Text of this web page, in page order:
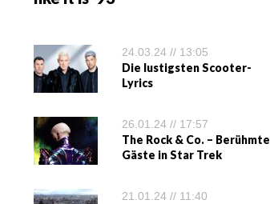
24.03.24 // 13:05
Die lustigsten Scooter-
Lyrics
26.01.24 // 17:57
The Rock & Co. – Berühmte
Gäste in Star Trek
21.01.24 // 11:40